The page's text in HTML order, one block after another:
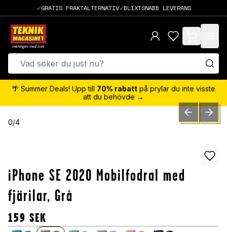
GRATIS FRAKTALTERNATIV BLIXTSNABB LEVERANS
items in cart,
🌴 Summer Deals! Upp till 70% rabatt på prylar du inte visste
att du behövde →
0/4 PREVIOUSNEXT
iPhone SE 2020 Mobilfodral med
fjärilar, Grå
159 SEK